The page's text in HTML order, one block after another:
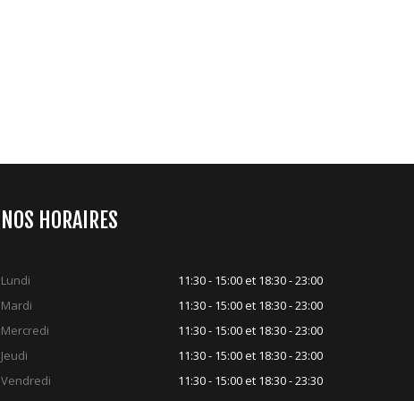
NOS HORAIRES
Lundi
11:30 - 15:00 et 18:30 - 23:00
Mardi
11:30 - 15:00 et 18:30 - 23:00
Mercredi
11:30 - 15:00 et 18:30 - 23:00
Jeudi
11:30 - 15:00 et 18:30 - 23:00
Vendredi
11:30 - 15:00 et 18:30 - 23:30